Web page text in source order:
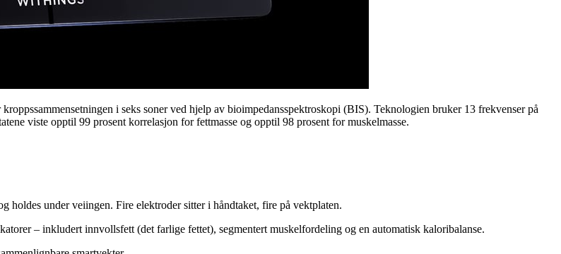
i seks soner ved hjelp av bioimpedansspektroskopi (BIS). Teknologien bruker 13 frekvenser på
viste opptil 99 prosent korrelasjon for fettmasse og opptil 98 prosent for muskelmasse.
holdes under veiingen. Fire elektroder sitter i håndtaket, fire på vektplaten.
– inkludert innvollsfett (det farlige fettet), segmentert muskelfordeling og en automatisk kaloribalanse.